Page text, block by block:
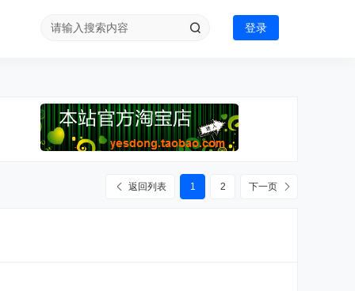
登录
1 2 下一页
返回列表